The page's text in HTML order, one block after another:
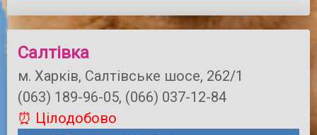
Салтівка
м. Харків, Салтівське шосе, 262/1
(063) 189-96-05, (066) 037-12-84
⏰ Цілодобово